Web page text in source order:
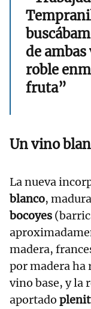
de
roble
fruta”
Un vino
La nueva
blanco,
bocoyes
madera,
por madera ha
vino base, y la
aportado